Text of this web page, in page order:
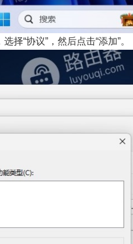
择“协议”，然后点击“添加”。